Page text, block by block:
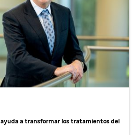
ayuda a transformar los tratamientos del